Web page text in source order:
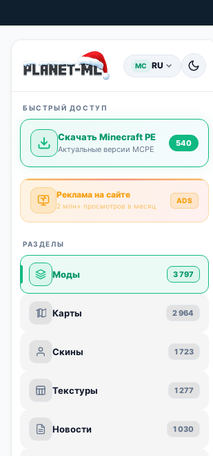
MC RU
БЫСТРЫЙ ДОСТУП
Скачать Minecraft PE
Актуальные версии MCPE
540
Реклама на сайте
2 млн+ просмотров в месяц
ADS
РАЗДЕЛЫ
Моды 3 797
Карты 2 964
Скины 1 723
Текстуры 1 277
Новости 1 030